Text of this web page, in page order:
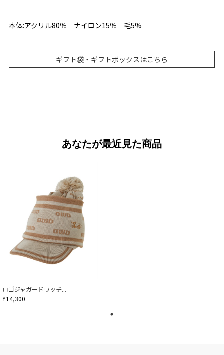
本体:アクリル80％ ナイロン15％ 毛5%
ギフト袋・ギフトボックスはこちら
あなたが最近見た商品
ロゴジャガードワッチ...
¥14,300